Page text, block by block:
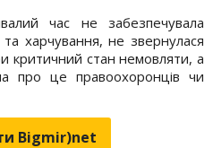
час не забезпечувала
харчування, не звернулася
критичний стан немовляти, а
про це правоохоронців чи
Bigmir)net